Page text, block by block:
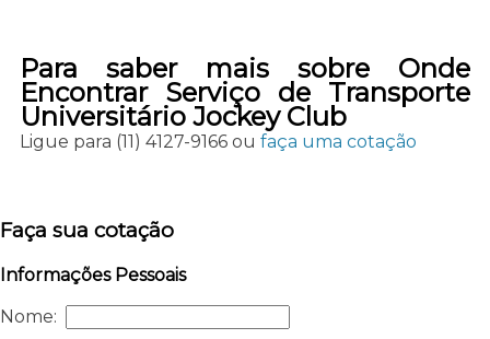
Para saber mais sobre Onde
Encontrar Serviço de Transporte
Universitário Jockey Club
Ligue para (11) 4127-9166ou faça uma cotação
Faça sua cotação
Informações Pessoais
Nome: